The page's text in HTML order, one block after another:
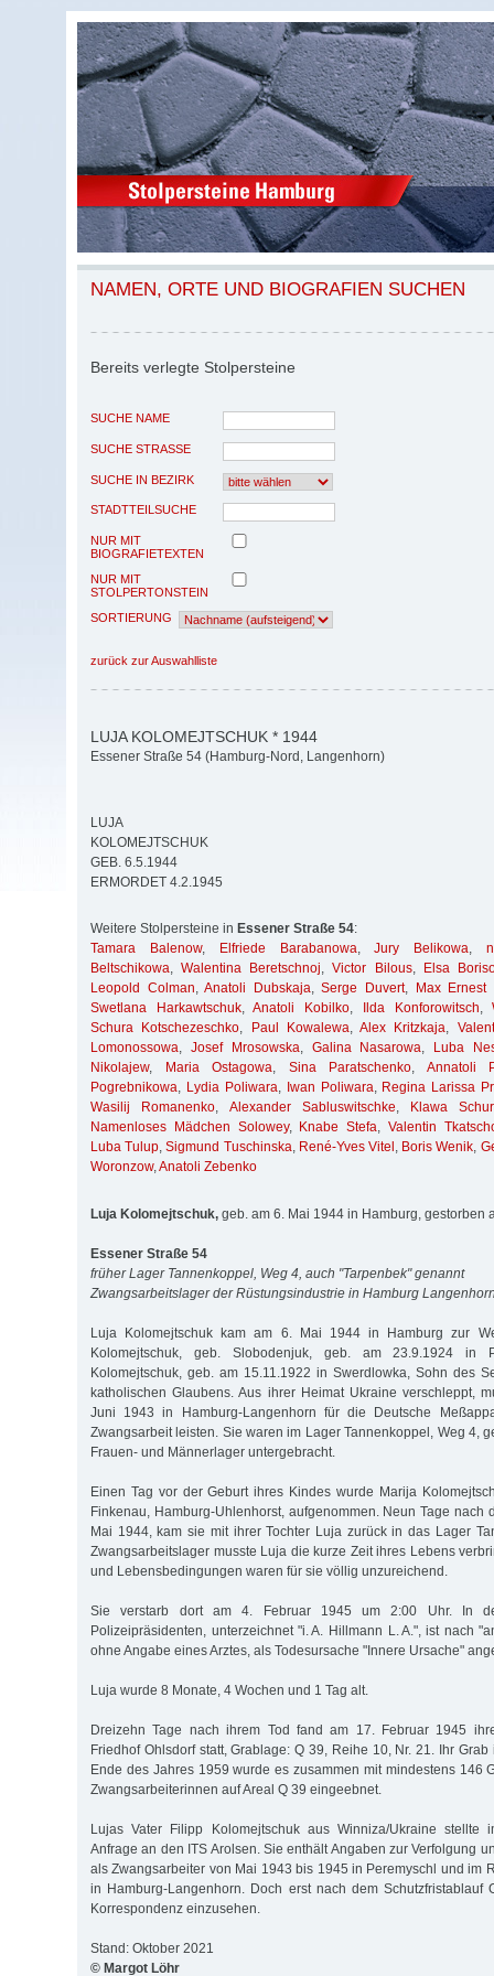
NAMEN, ORTE UND BIOGRAFIEN SUCHEN
Bereits verlegte Stolpersteine
SUCHE NAME
SUCHE STRASSE
SUCHE IN BEZIRK
STADTTEILSUCHE
NUR MIT
BIOGRAFIETEXTEN
NUR MIT
STOLPERTONSTEIN
SORTIERUNG
zurück zur Auswahlliste
LUJA KOLOMEJTSCHUK * 1944
Essener Straße 54 (Hamburg-Nord, Langenhorn)
LUJA
KOLOMEJTSCHUK
GEB. 6.5.1944
ERMORDET 4.2.1945
Weitere Stolpersteine in Essener Straße 54:
Tamara Balenow, Elfriede Barabanowa,Jury Belikowa,
Beltschikowa,Walentina Beretschnoj,Victor Bilous,
Elsa
Leopold Colman,Anatoli Dubskaja,Serge Duvert,
Max Ernest
Swetlana Harkawtschuk,Anatoli Kobilko, Ilda Konforowitsch,
Schura Kotschezeschko, Paul Kowalewa, Alex Kritzkaja,
Lomonossowa, Josef Mrosowska, Galina Nasarowa,
Luba
Nikolajew, Maria Ostagowa, Sina Paratschenko, Annatoli
Pogrebnikowa, Lydia Poliwara, Iwan Poliwara, Regina Larissa
Wasilij Romanenko, Alexander Sabluswitschke,
Klawa
Namenloses Mädchen Solowey, Knabe Stefa, Valentin
Luba Tulup,Sigmund Tuschinska, René-Yves Vitel , Boris Wenik,
Woronzow,Anatoli Zebenko
Luja Kolomejtschuk, geb. am 6. Mai 1944 in Hamburg, gestorben
Essener Straße 54
früher Lager Tannenkoppel, Weg 4, auch "Tarpenbek" genannt
Zwangsarbeitslager der Rüstungsindustrie in Hamburg
Luja Kolomejtschuk kam am 6. Mai 1944 in Hamburg zur
Kolomejtschuk, geb. Slobodenjuk, geb. am 23.9.1924 in
Kolomejtschuk, geb. am 15.11.1922 in Swerdlowka, Sohn des
katholischen Glaubens. Aus ihrer Heimat Ukraine verschleppt,
Juni 1943 in Hamburg-Langenhorn für die Deutsche
Zwangsarbeit leisten. Sie waren im Lager Tannenkoppel, Weg 4,
Frauen- und Männerlager untergebracht.
Einen Tag vor der Geburt ihres Kindes wurde Marija
Finkenau, Hamburg-Uhlenhorst, aufgenommen. Neun Tage nach
Mai 1944, kam sie mit ihrer Tochter Luja zurück in das Lager
Zwangsarbeitslager musste Luja die kurze Zeit ihres Lebens
und Lebensbedingungen waren für sie völlig unzureichend.
Sie verstarb dort am 4. Februar 1945 um 2:00 Uhr. In
Polizeipräsidenten, unterzeichnet "i. A. Hillmann L. A.", ist nach
ohne Angabe eines Arztes, als Todesursache "Innere Ursache"
Luja wurde 8 Monate, 4 Wochen und 1 Tag alt.
Dreizehn Tage nach ihrem Tod fand am 17. Februar 1945
Friedhof Ohlsdorf statt, Grablage: Q 39, Reihe 10, Nr. 21. Ihr
Ende des Jahres 1959 wurde es zusammen mit mindestens 146
Zwangsarbeiterinnen auf Areal Q 39 eingeebnet.
Lujas Vater Filipp Kolomejtschuk aus Winniza/Ukraine stellte
Anfrage an den ITS Arolsen. Sie enthält Angaben zur Verfolgung
als Zwangsarbeiter von Mai 1943 bis 1945 in Peremyschl und im
in Hamburg-Langenhorn. Doch erst nach dem Schutzfristablauf
Korrespondenz einzusehen.
Stand: Oktober 2021
© Margot Löhr